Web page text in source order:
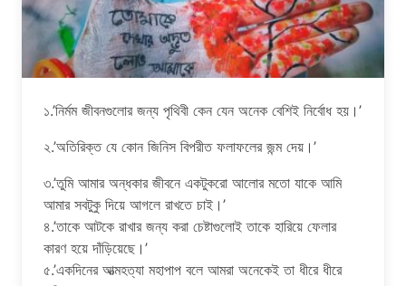
১.’নির্মম জীবনগুলোর জন্য পৃথিবী কেন যেন অনেক বেশিই নির্বোধ হয়।’
২.’অতিরিক্ত যে কোন জিনিস বিপরীত ফলাফলের জন্ম দেয়।’
৩.’তুমি আমার অন্ধকার জীবনে একটুকরো আলোর মতো যাকে আমি
আমার সবটুকু দিয়ে আগলে রাখতে চাই।’
৪.’তাকে আটকে রাখার জন্য করা চেষ্টাগুলোই তাকে হারিয়ে ফেলার
কারণ হয়ে দাঁড়িয়েছে।’
৫.’একদিনের আত্মহত্যা মহাপাপ বলে আমরা অনেকেই তা ধীরে ধীরে